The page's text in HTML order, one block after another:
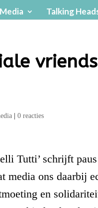
Talking
|0 reacties
Tutti’ schrijft
media ons daarbij
en